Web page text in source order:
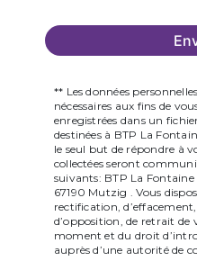
** Les données
nécessaires aux fins de
enregistrées dans un
destinées à BTP La
le seul but de répondre à
collectées seront
suivants: BTP La
67190 Mutzig . Vous
rectification,
d’opposition, de retrait
moment et du droit
auprès d’une autorité de